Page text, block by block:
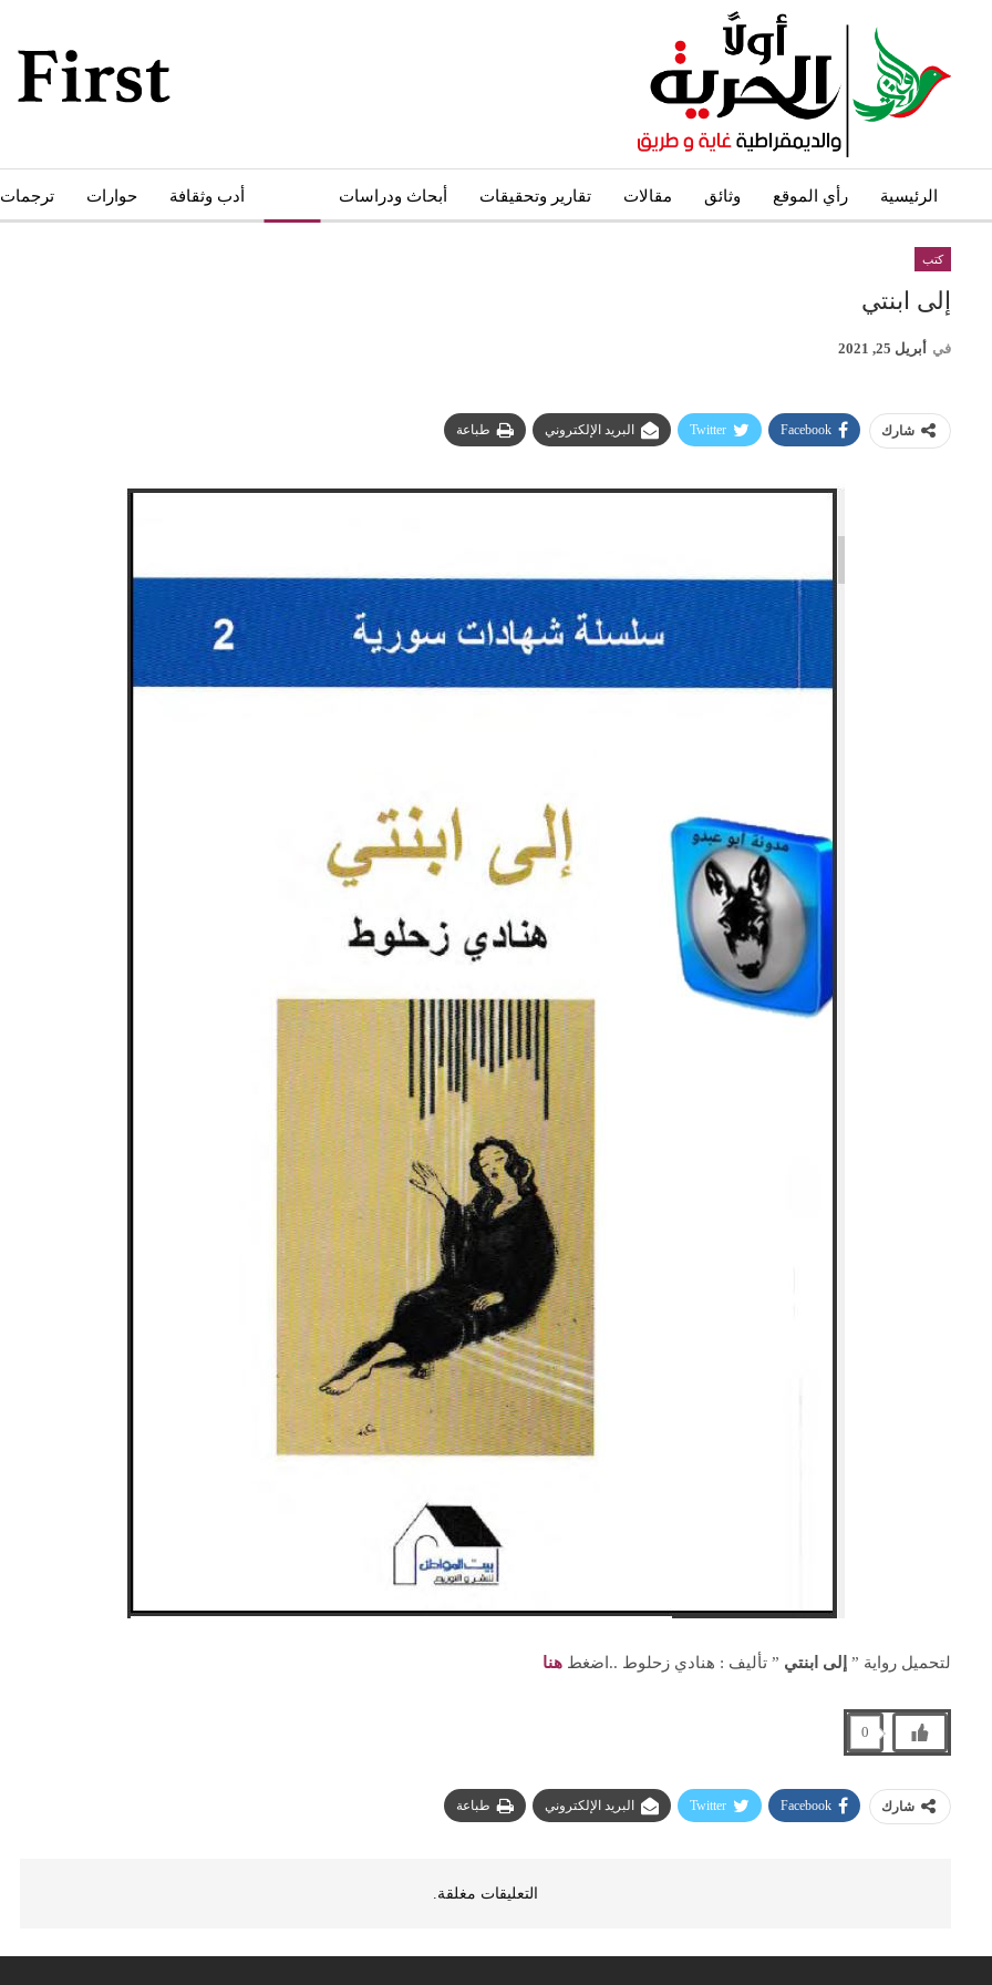
الرئيسية رأي الموقع وثائق مقالات تقارير وتحقيقات أبحاث ودراسات أدب وثقافة حوارات ترجمات
كتب
إلى ابنتي
في أبريل 25, 2021
شارك Facebook
Twitter البريد الإلكتروني طباعة
لتحميل رواية ” إلى ابنتي ” تأليف : هنادي زحلوط ..اضغط هنا
0
شارك Facebook
Twitter البريد الإلكتروني طباعة
التعليقات مغلقة.
نحو استراتيجيّة للمعارضة السوريّة بشأن التحديات الصّهيونيّة
نوفمبر 27, 2024
تعيينات ترامب: أنت لا تجني من الشوك العنب!
نوفمبر 27, 2024
ابن بطوطة عند تخوم سيبيريا!
انجازات نتنياهو !